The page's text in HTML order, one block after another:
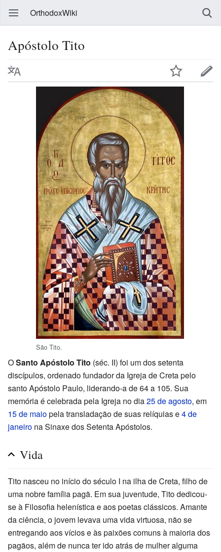
OrthodoxWiki
Apóstolo Tito
São Tito.
OSanto Apóstolo Tito (séc. II) foi um dos setenta
discípulos, ordenado fundador da Igreja de Creta pelo
santo Apóstolo Paulo, liderando-a de 64 a 105. Sua
memória é celebrada pela Igreja no dia25 de agosto, em
15 de maiopela transladação de suas relíquias e4 de
janeiro na Sinaxe dos Setenta Apóstolos.
Vida
Tito nasceu no início do século I na ilha de Creta, filho de
uma nobre família pagã. Em sua juventude, Tito dedicou-
se à Filosofia helenística e aos poetas clássicos. Amante
da ciência, o jovem levava uma vida virtuosa, não se
entregando aos vícios e às paixões comuns à maioria dos
pagãos, além de nunca ter ido atrás de mulher alguma